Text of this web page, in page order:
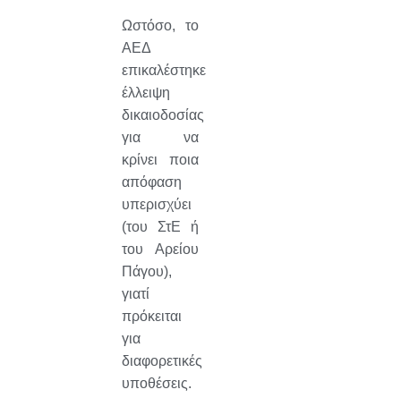
Ωστόσο, το
ΑΕΔ
επικαλέστηκε
έλλειψη
δικαιοδοσίας
για να
κρίνει ποια
απόφαση
υπερισχύει
(του ΣτΕ ή
του Αρείου
Πάγου),
γιατί
πρόκειται
για
διαφορετικές
υποθέσεις.